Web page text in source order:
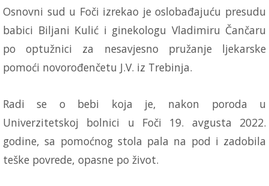
Osnovni sud u Foči izrekao je oslobađajuću presudu
babici Biljani Kulić i ginekologu Vladimiru Čančaru
po optužnici za nesavjesno pružanje ljekarske
pomoći novorođenčetu J.V. iz Trebinja.
Radi se o bebi koja je, nakon poroda u
Univerzitetskoj bolnici u Foči 19. avgusta 2022.
godine, sa pomoćnog stola pala na pod i zadobila
teške povrede, opasne po život.